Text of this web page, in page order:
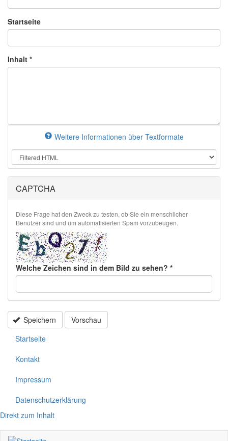
Startseite
Inhalt *
Weitere Informationen über Textformate
CAPTCHA
Diese Frage hat den Zweck zu testen, ob Sie ein menschlicher
Benutzer sind und um automatisierten Spam vorzubeugen.
Welche Zeichen sind in dem Bild zu sehen? *
Speichern
Vorschau
Startseite
Kontakt
Impressum
Datenschutzerklärung
Direkt zum Inhalt